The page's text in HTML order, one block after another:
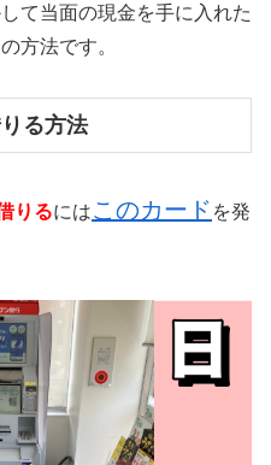
て当面の現金を手に入れた
方法です。
る方法
りるにはこのカード を発